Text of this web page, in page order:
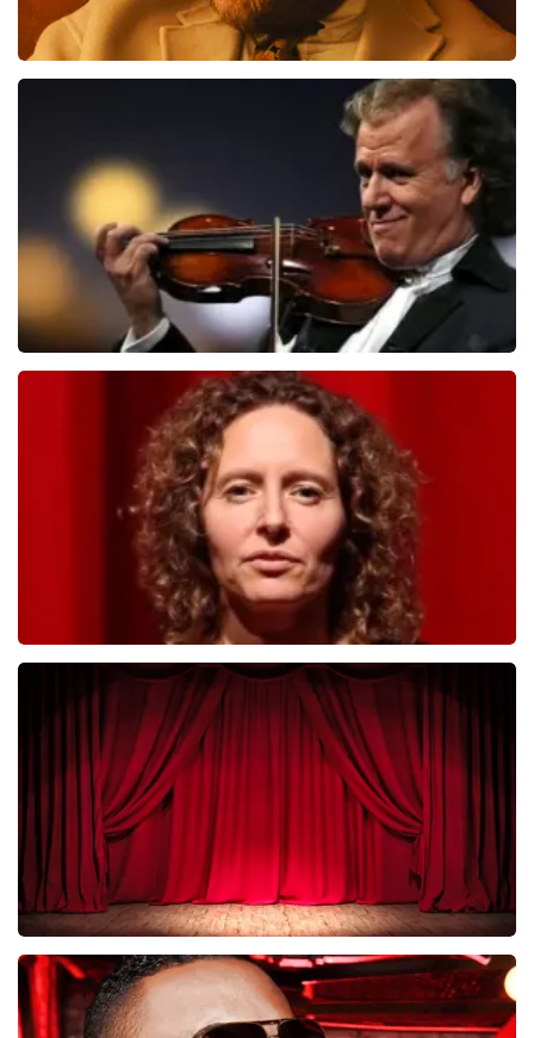
BESTEL NU
Andre Rieu
laatste 30 minuten
BESTEL NU
Esther van der Voort
laatste 30 minuten
BESTEL NU
Job Knoester
247laatste 30 minuten